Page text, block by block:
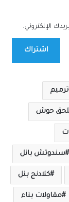
الإلكتروني.
اشتراك
ترميم
حوش
سندوتش بانل
كلادنج بنل
مقاولات بناء